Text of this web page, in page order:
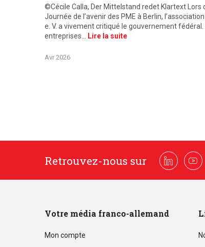
©Cécile Calla, Der Mittelstand redet Klartext Lors
Journée de l’avenir des PME à Berlin,
e. V. a vivement critiqué le gouvernement fédéral.
entreprises…
Lire la suite
Avr 2026
Retrouvez-nous sur Linkedin
Votre média franco-allemand
Mon compte